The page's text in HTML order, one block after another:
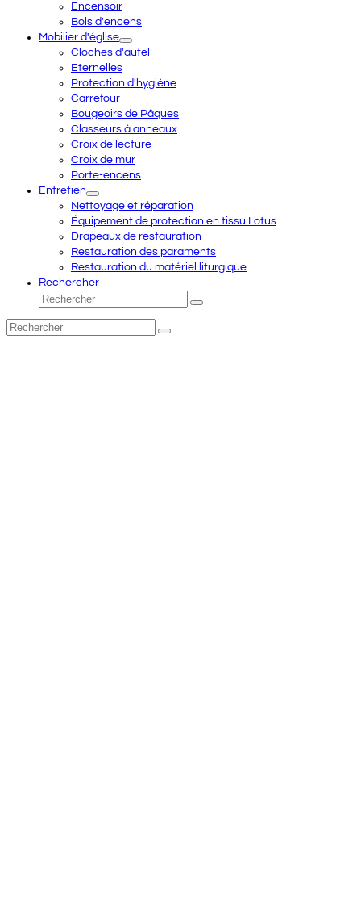
Encensoir
Bols d'encens
Mobilier d'église
Cloches d'autel
Eternelles
Protection d'hygiène
Carrefour
Bougeoirs de Pâques
Classeurs à anneaux
Croix de lecture
Croix de mur
Porte-encens
Entretien
Nettoyage et réparation
Équipement de protection en tissu Lotus
Drapeaux de restauration
Restauration des paraments
Restauration du matériel liturgique
Rechercher
Rechercher
Envoyer
Rechercher
Envoyer